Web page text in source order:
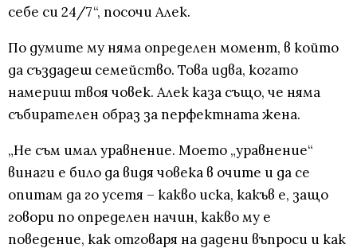
себе си 24/7“, посочи Алек.
По думите му няма определен момент, в който
да създадеш семейство. Това идва, когато
намериш твоя човек. Алек каза също, че няма
събирателен образ за перфектната жена.
„Не съм имал уравнение. Моето „уравнение“
винаги е било да видя човека в очите и да се
опитам да го усетя – какво иска, какъв е, защо
говори по определен начин, какво му е
поведение, как отговаря на дадени въпроси и как